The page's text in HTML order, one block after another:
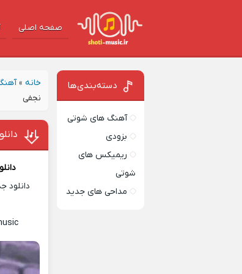
صفحه اصلی
خانه »
نجفی
دانلود
دسته‌بندی‌ها
آهنگ های شوتی
بزودی
ریمیکس های
شوتی
مداحی های جدید